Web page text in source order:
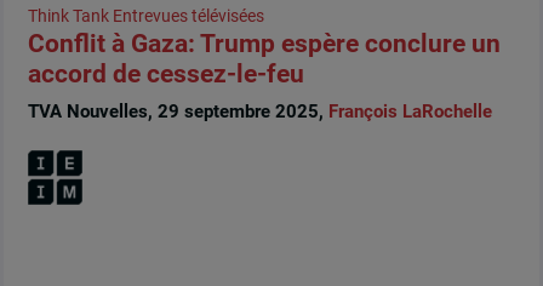
Think Tank Entrevues télévisées
Conflit à Gaza: Trump espère conclure un
accord de cessez-le-feu
TVA Nouvelles, 29 septembre 2025, François LaRochelle